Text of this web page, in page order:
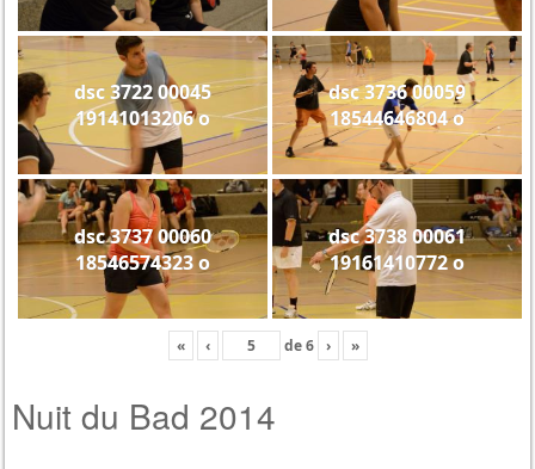
dsc 3722 00045
19141013206 o
dsc 3736 00059
18544646804 o
dsc 3737 00060
18546574323 o
dsc 3738 00061
19161410772 o
« ‹ de6 › »
Nuit du Bad 2014